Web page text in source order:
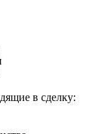
в сделку: